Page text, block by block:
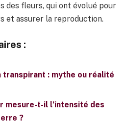
des fleurs, qui ont évolué pour
et assurer la reproduction.
:
transpirant : mythe ou réalité
mesure-t-il l’intensité des
?